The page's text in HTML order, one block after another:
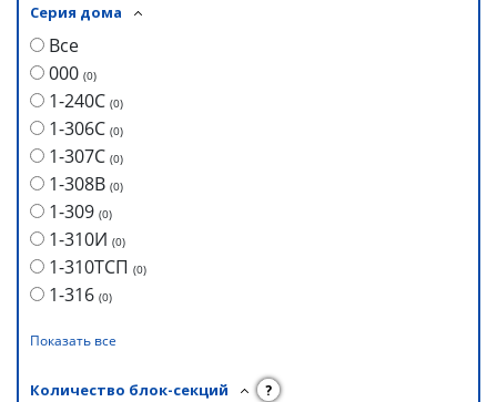
Серия дома
Все
000 (0)
1-240С (0)
1-306С (0)
1-307С (0)
1-308В (0)
1-309 (0)
1-310И (0)
1-310ТСП (0)
1-316 (0)
Показать все
Количество блок-секций ?